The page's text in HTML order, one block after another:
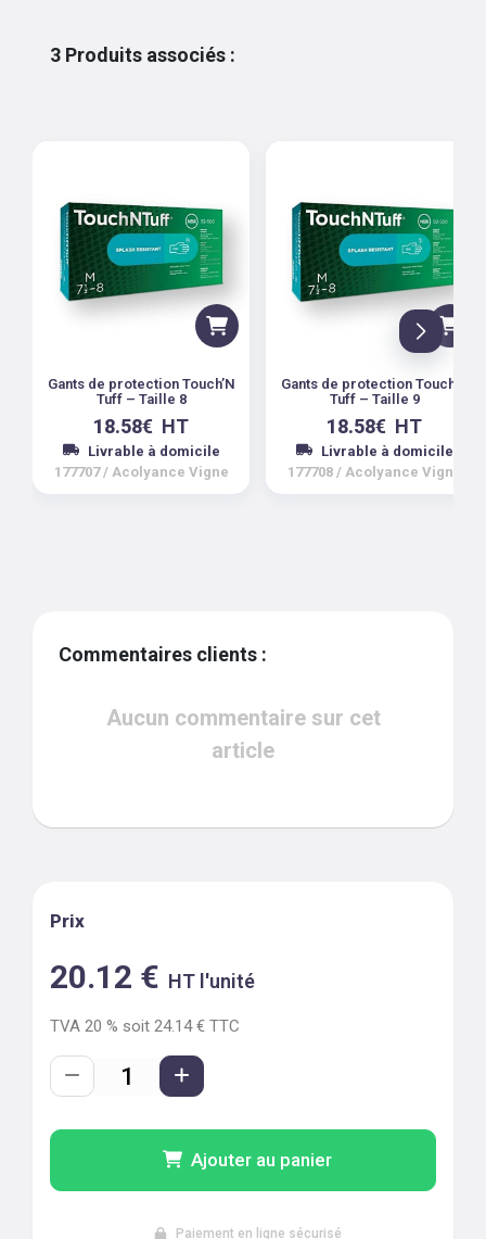
3 Produits associés :
Gants de protection Touch’N
Tuff – Taille 8
18.58€ HT
Livrable à domicile
177707 / Acolyance Vigne
Gants de protection Touch’N
Tuff – Taille 9
18.58€ HT
Livrable à domicile
177708 / Acolyance Vigne
Commentaires clients :
Aucun commentaire sur cet
article
Prix
20.12 € HT l'unité
TVA 20 % soit 24.14 € TTC
Ajouter au panier
Paiement en ligne sécurisé